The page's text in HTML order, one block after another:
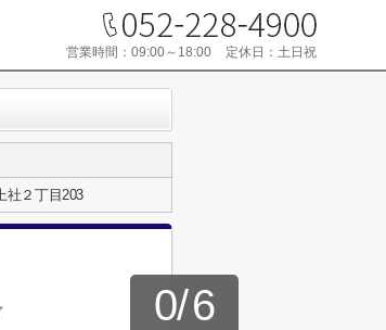
営業時間： 09:00～18:00 定休日： 土日祝
社２丁目203
0/6